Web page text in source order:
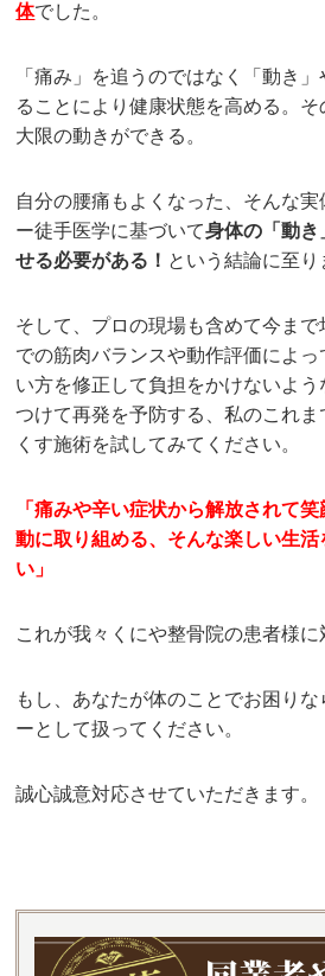
体でした。
「痛み」を追うのではなく「動き
ることにより健康状態を高める。
大限の動きができる。
自分の腰痛もよくなった、そんな
ー徒手医学に基づいて身体の「動き
せる必要がある！ という結論に至り
そして、プロの現場も含めて今ま
での筋肉バランスや動作評価によ
い方を修正して負担をかけないよ
つけて再発を予防する、私のこれ
くす施術を試してみてください。
「痛みや辛い症状から解放されて
動に取り組める、そんな楽しい生
い」
これが我々くにや整骨院の患者様に
もし、あなたが体のことでお困り
ーとして扱ってください。
誠心誠意対応させていただきます。